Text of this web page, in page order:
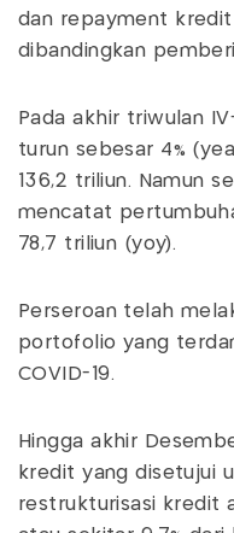
dan repayment
dibandingkan
Pada akhir triwulan
turun sebesar 4%
136,2 triliun. Namun
mencatat
78,7 triliun (yoy).
Perseroan telah
portofolio yang
COVID-19.
Hingga akhir
kredit yang disetujui
restrukturisasi kredit